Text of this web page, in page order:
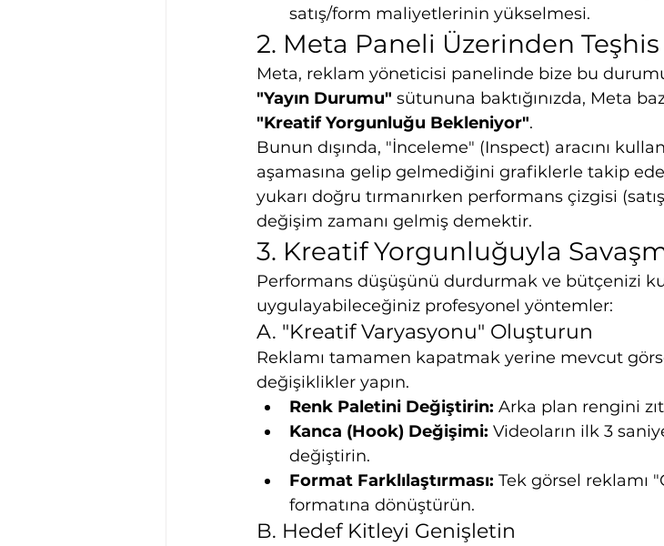
satış/form maliyetlerinin yükselmesi.
2. Meta Paneli Üzerinden
Meta, reklam yöneticisi panelinde bize bu
"Yayın Durumu" sütununa baktığınızda, Meta
"Kreatif Yorgunluğu Bekleniyor".
Bunun dışında, "İnceleme" (Inspect) aracını
aşamasına gelip gelmediğini grafiklerle takip
yukarı doğru tırmanırken performans çizgisi
değişim zamanı gelmiş demektir.
3. Kreatif Yorgunluğuyla
Performans düşüşünü durdurmak ve bütçenizi
uygulayabileceğiniz profesyonel yöntemler:
A. "Kreatif Varyasyonu" Oluşturun
Reklamı tamamen kapatmak yerine mevcut
değişiklikler yapın.
Renk Paletini Değiştirin: Arka plan rengini
Kanca (Hook) Değişimi: Videoların ilk 3
değiştirin.
Format Farklılaştırması: Tek görsel reklamı
formatına dönüştürün.
B. Hedef Kitleyi Genişletin